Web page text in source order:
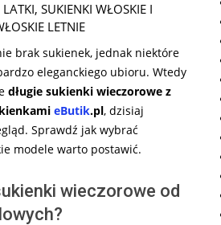
, SUKIENKI WŁOSKIE I
LETNIE
brak sukienek, jednak niektóre
eleganckiego ubioru. Wtedy
długie sukienki wieczorowe z
eButik.pl, dzisiaj
Sprawdź jak wybrać
modele warto postawić.
wieczorowe od